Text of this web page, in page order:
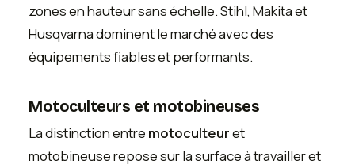
zones en hauteur sans échelle. Stihl, Makita et
Husqvarna dominent le marché avec des
équipements fiables et performants.
Motoculteurs et motobineuses
La distinction entre motoculteuret
motobineuse repose sur la surface à travailler et